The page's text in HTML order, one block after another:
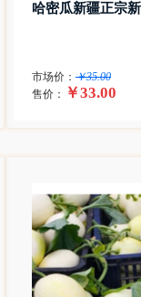
哈密瓜新疆正宗
市场价： ￥35.00
售价：
￥33.00